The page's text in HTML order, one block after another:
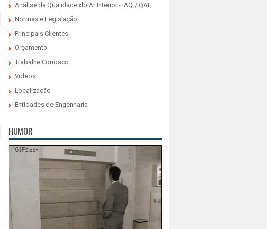
Análise da Qualidade do Ar Interior - IAQ / QAI
Normas e Legislação
Principais Clientes
Orçamento
Trabalhe Conosco
Vídeos
Localização
Entidades de Engenharia
HUMOR